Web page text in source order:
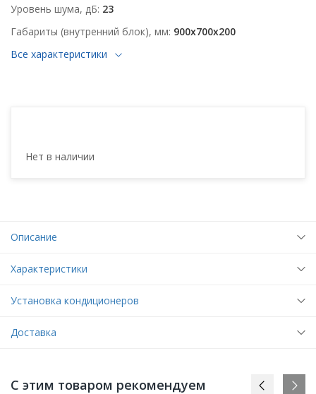
Уровень шума, дБ 23
Габариты (внутренний блок), мм 900x700x200
Все характеристики
Нет в наличии
Описание
Характеристики
Установка кондиционеров
Доставка
С этим товаром рекомендуем